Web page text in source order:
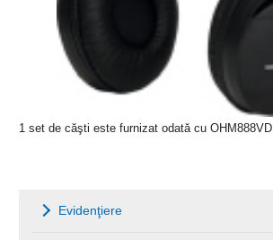
1 set de căşti este furnizat odată cu OHM888VD
Evidenţiere